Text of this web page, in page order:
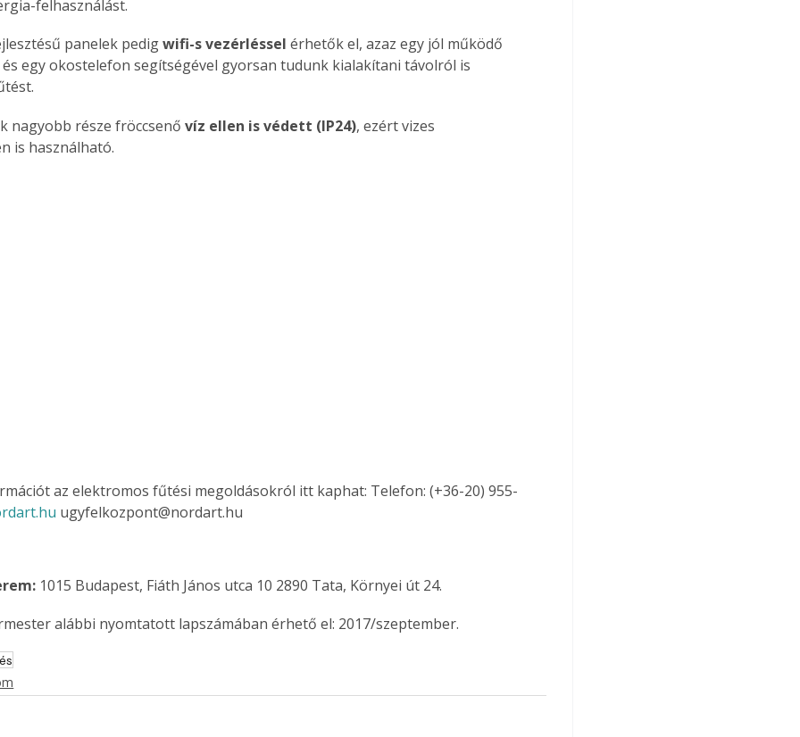
az
Old
új,
Bővebb információ itt!
Együtt jobban megéri! A
áron, 0 Ft postaköltséggel
megrendelhetők!
felhasználást.
panelek pedig wifi-s vezérléssel érhetők el, azaz egy jól működő
egy okostelefon segítségével gyorsan tudunk kialakítani távolról is
nagyobb része fröccsenő víz ellen is védett (IP24), ezért vizes
is használható.
az elektromos fűtési megoldásokról itt kaphat: Telefon: (+36-20) 955-
ugyfelkozpont@nordart.hu
1015 Budapest, Fiáth János utca 10 2890 Tata, Környei út 24.
alábbi nyomtatott lapszámában érhető el: 2017/szeptember.